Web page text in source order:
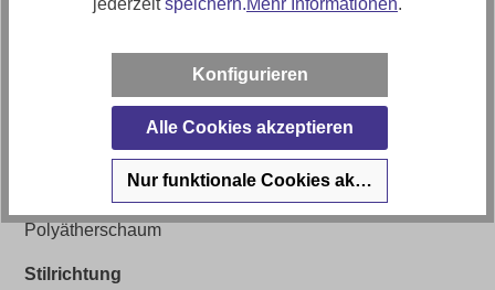
ca. 90cm
ca. 123x330cm
Polstermaterial
Polyätherschaum
Stilrichtung
jederzeitspeichern. Mehr Informationen.
Konfigurieren
Alle Cookies akzeptieren
Nur funktionale Cookies akzeptieren